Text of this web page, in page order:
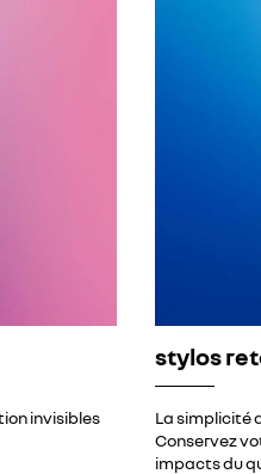
invisibles
stylos
La simplicité
Conservez
impacts du